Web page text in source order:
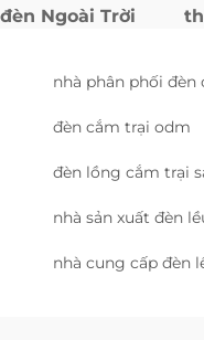
đèn Ngoài Trời
nhà phân phối đèn
đèn cắm trại odm
đèn lồng cắm trại
nhà sản xuất đèn
nhà cung cấp đèn